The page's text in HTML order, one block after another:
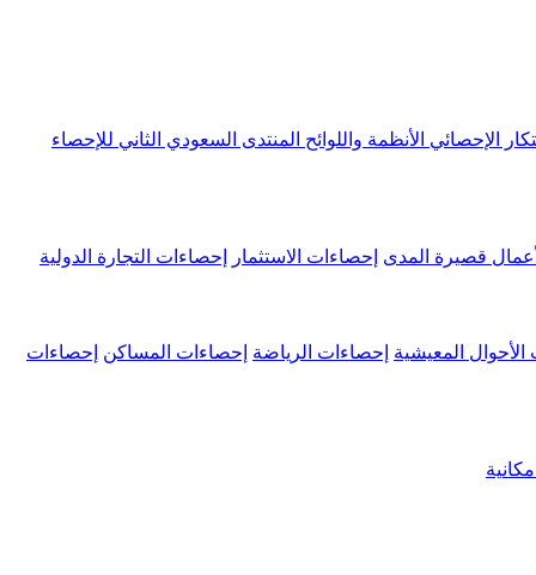
الإحصائي الأنظمة واللوائح المنتدى السعودي الثاني للإحصاء
قصيرة المدى إحصاءات الاستثمار إحصاءات التجارة الدولية
الأحوال المعيشية إحصاءات الرياضة إحصاءات المساكن إحصاءات